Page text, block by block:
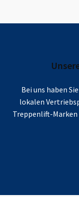
Bei uns haben
lokalen
Treppenlift-Marken